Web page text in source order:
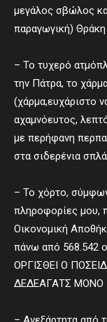
μεγάλος σβώλος
παραγωγική) Θράκη
– Το τυχερό
την Πάτρα, το
(χάρμα,ευχάριστο
αχαμνόευτος,
με περήφανη
στα σιδερένια
– Το χόρτο,
πληροφορίες μου,
Οικονομική
πάνω από 568.542
ΟΡΓΙΣΘΕΙ Ο
ΔΕΔΕΑΓΑΤΣ ΜΟΝΟ